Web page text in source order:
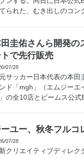
られた、むき出しのコン
圭佑さんら開発
で先行販売
07/28
サッカー日本代表の本田
ド「mgh」（エムジーエ
の全10店とビームス公式
ーユー、秋冬フルコ
07/28
クリエイティブディレク